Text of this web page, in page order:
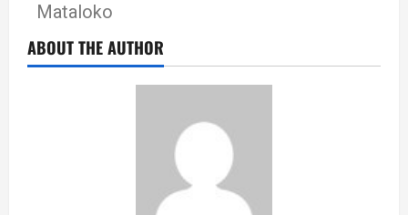
Mataloko
ABOUT THE AUTHOR